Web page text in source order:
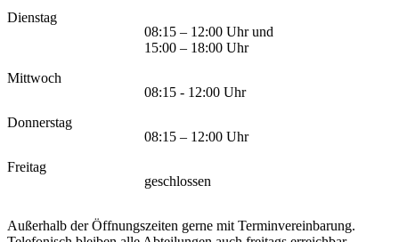
Dienstag
08:15 – 12:00 Uhr und
15:00 – 18:00 Uhr
Mittwoch
08:15 - 12:00 Uhr
Donnerstag
08:15 – 12:00 Uhr
Freitag
geschlossen
Außerhalb der Öffnungszeiten gerne mit Terminvereinbarung.